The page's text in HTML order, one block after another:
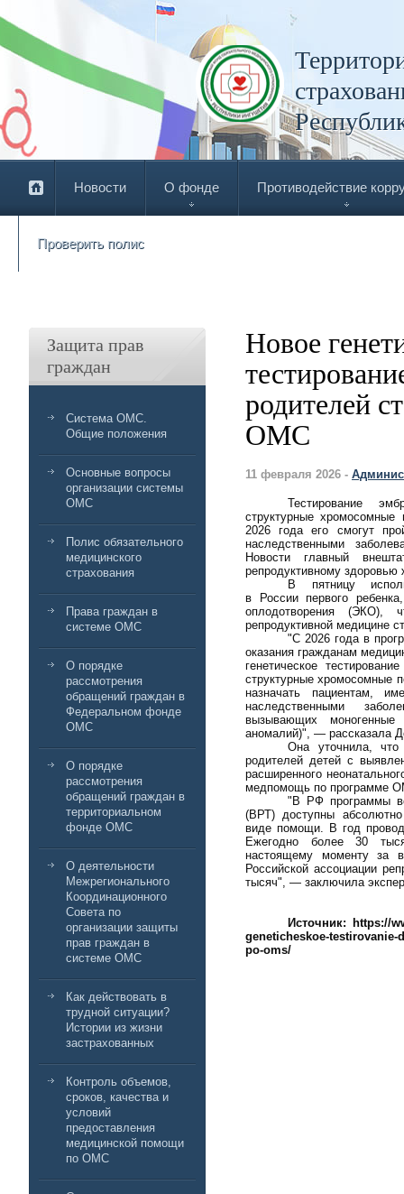
Новости О фонде Противодействие
Проверить полис
Защита прав
граждан
Система ОМС.
Общие положения
Основные вопросы
организации системы
ОМС
Полис обязательного
медицинского
страхования
Права граждан в
системе ОМС
О порядке
рассмотрения
обращений граждан в
Федеральном фонде
ОМС
О порядке
рассмотрения
обращений граждан в
территориальном
фонде ОМС
О деятельности
Межрегионального
Координационного
Совета по
организации защиты
прав граждан в
системе ОМС
Как действовать в
трудной ситуации?
Истории из жизни
застрахованных
Контроль объемов,
сроков, качества и
условий
предоставления
медицинской помощи
по ОМС
Новое
родителей
ОМС
11 февраля 2026 -
Тестирование
структурные
2026 года его смогут
наследственными
Новости главный
репродуктивному
В пятницу
в России первого
оплодотворения (ЭКО),
репродуктивной медицине
"С 2026 года в
оказания гражданам
генетическое
структурные хромосомные
назначать пациентам,
наследственными
вызывающих
аномалий)", — рассказала
Она уточнила, что
родителей детей с
расширенного
медпомощь по программе
"В РФ программы
(ВРТ) доступны
виде помощи. В год
Ежегодно более 30
настоящему моменту за
Российской ассоциации
тысяч", — заключила
Источник: https://
geneticheskoe-
po-oms/